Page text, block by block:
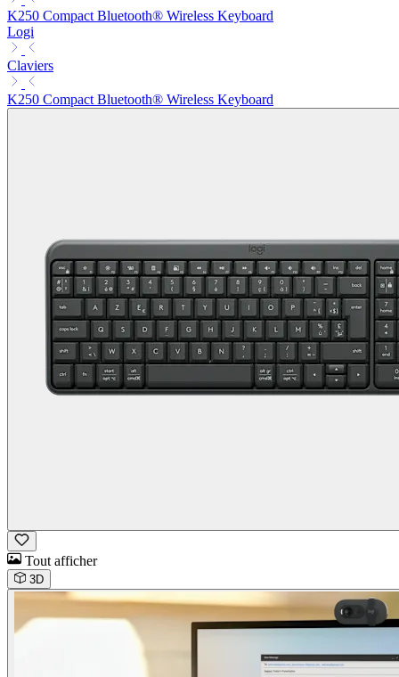
K250 Compact Bluetooth® Wireless Keyboard
Logi
Claviers
K250 Compact Bluetooth® Wireless Keyboard
Tout afficher
3D